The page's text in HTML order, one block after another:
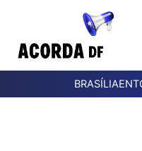
BRASÍLIA